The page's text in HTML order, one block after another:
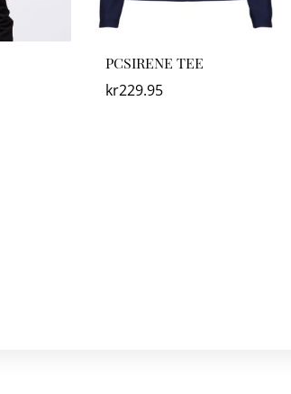
PCSIRENE TEE
kr229.95